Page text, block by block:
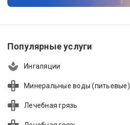
Популярные услуги
Ингаляции
Минеральные воды (питьевые)
Лечебная грязь